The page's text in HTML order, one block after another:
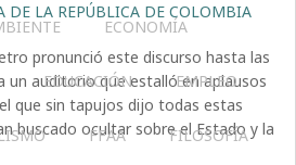
ECONOMÍA
EDUCACIÓN EMPLEO
FFAA FILOSOFÍA
DE LA REPÚBLICA DE COLOMBIA
pronunció este discurso hasta las
un auditorio que estalló en aplausos
que sin tapujos dijo todas estas
buscado ocultar sobre el Estado y la